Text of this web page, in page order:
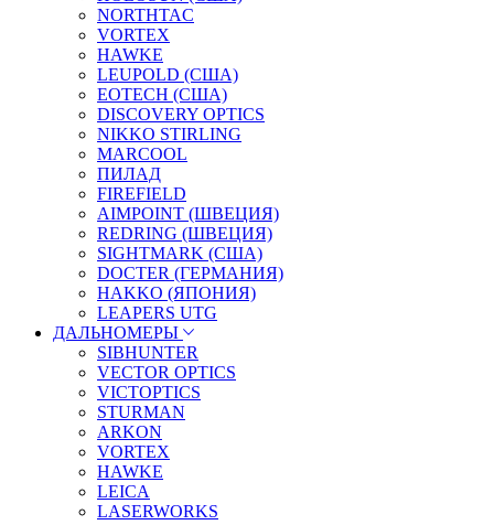
NORTHTAC
VORTEX
HAWKE
LEUPOLD (США)
EOTECH (США)
DISCOVERY OPTICS
NIKKO STIRLING
MARCOOL
ПИЛАД
FIREFIELD
AIMPOINT (ШВЕЦИЯ)
REDRING (ШВЕЦИЯ)
SIGHTMARK (США)
DOCTER (ГЕРМАНИЯ)
HAKKO (ЯПОНИЯ)
LEAPERS UTG
ДАЛЬНОМЕРЫ
SIBHUNTER
VECTOR OPTICS
VICTOPTICS
STURMAN
ARKON
VORTEX
HAWKE
LEICA
LASERWORKS